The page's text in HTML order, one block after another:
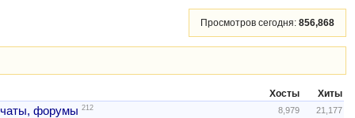
Просмотров сегодня: 856,868
Хосты Хиты
форумы 212 8,979 21,177